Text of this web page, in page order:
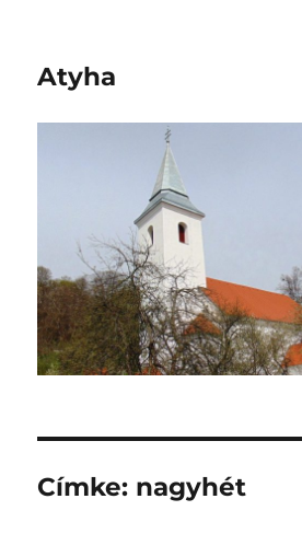
Atyha
Címke: nagyhét